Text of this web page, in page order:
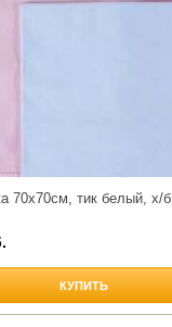
70х70см, тик белый, х/б
КУПИТЬ